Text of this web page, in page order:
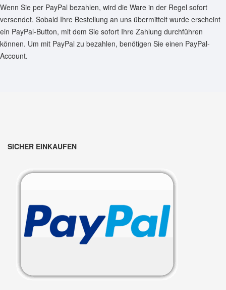
Wenn Sie per PayPal bezahlen, wird die Ware in der Regel sofort
versendet. Sobald Ihre Bestellung an uns übermittelt wurde erscheint
ein PayPal-Button, mit dem Sie sofort Ihre Zahlung durchführen
können. Um mit PayPal zu bezahlen, benötigen Sie einen PayPal-
Account.
SICHER EINKAUFEN